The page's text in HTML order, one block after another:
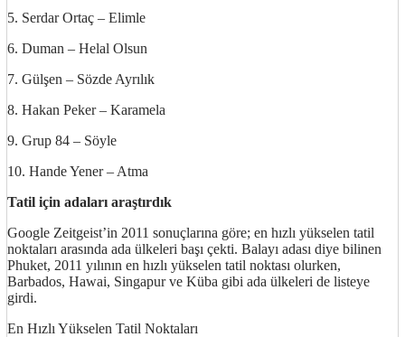
5. Serdar Ortaç – Elimle
6. Duman – Helal Olsun
7. Gülşen – Sözde Ayrılık
8. Hakan Peker – Karamela
9. Grup 84 – Söyle
10. Hande Yener – Atma
Tatil için adaları araştırdık
Google Zeitgeist’in 2011 sonuçlarına göre; en hızlı yükselen tatil
noktaları arasında ada ülkeleri başı çekti. Balayı adası diye bilinen
Phuket, 2011 yılının en hızlı yükselen tatil noktası olurken,
Barbados, Hawai, Singapur ve Küba gibi ada ülkeleri de listeye
girdi.
En Hızlı Yükselen Tatil Noktaları